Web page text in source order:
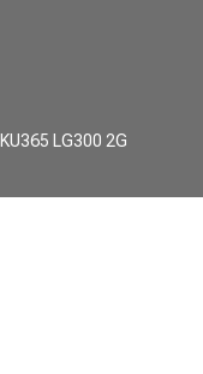
LG300 2G